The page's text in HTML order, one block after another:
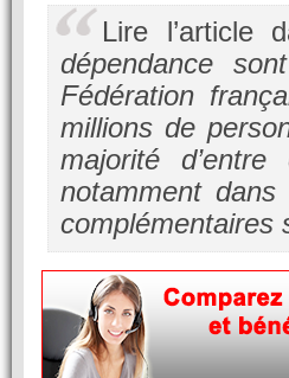
Lire l’article
dépendance
Fédération
millions de
majorité
notamment
complémentaires